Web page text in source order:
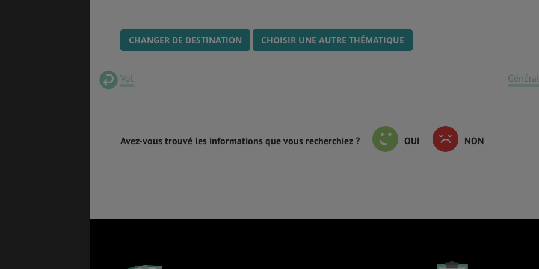
CHANGER DE DESTINATION CHOISIR UNE AUTRE THÉMATIQUE
Vol
Avez-vous trouvé les informations que vous recherchiez ? OUI NON